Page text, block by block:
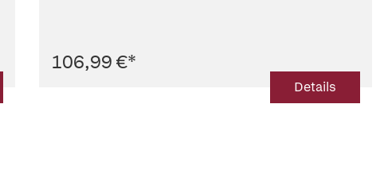
106,99 €*
Details